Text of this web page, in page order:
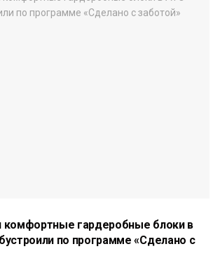
гардеробные блоки в
по программе «Сделано с